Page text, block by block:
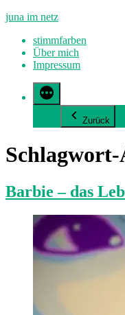
Zum
springen
juna im netz
stimmfarben
Über mich
Impressum
Zurück
Barbie – das